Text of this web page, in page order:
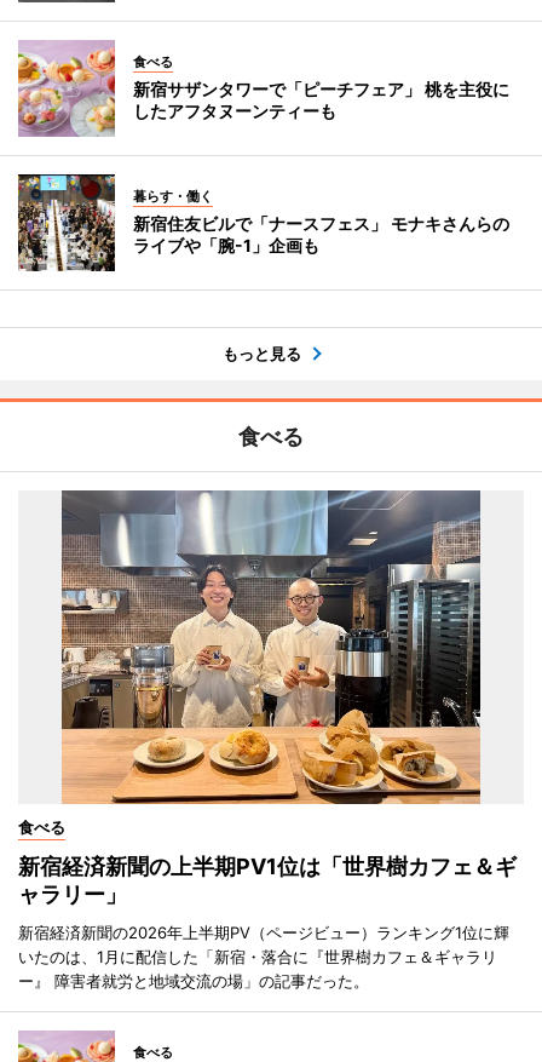
食べる
新宿サザンタワーで「ピーチフェア」 桃を主役に
したアフタヌーンティーも
暮らす・働く
新宿住友ビルで「ナースフェス」 モナキさんらの
ライブや「腕-1」企画も
もっと見る
食べる
食べる
新宿経済新聞の上半期PV1位は「世界樹カフェ＆ギ
ャラリー」
新宿経済新聞の2026年上半期PV（ページビュー）ランキング1位に輝
いたのは、1月に配信した「新宿・落合に『世界樹カフェ＆ギャラリ
ー』 障害者就労と地域交流の場」の記事だった。
食べる